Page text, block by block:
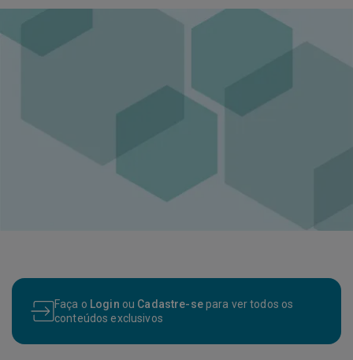
Faça o Login ou Cadastre-separa ver todos os
conteúdos exclusivos